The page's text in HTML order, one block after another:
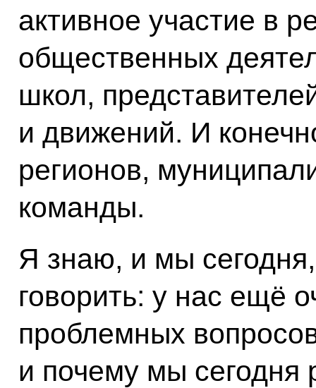
активное участие в
общественных
школ,
и движений. И
регионов,
команды.
Я знаю, и мы
говорить: у нас ещё
проблемных
и почему мы сегодня